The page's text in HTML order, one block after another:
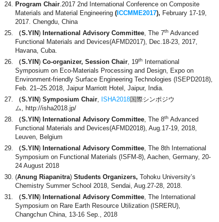
Program Chair.2017 2nd International Conference on Composite
Materials and Material Engineering ( ICCMME2017), February 17-19,
2017. Chengdu, China
（S.YIN) International Advisory Committee, The 7th Advanced
Functional Materials and Devices(AFMD2017), Dec.18-23, 2017,
Havana, Cuba.
（S.YIN) Co-organizer, Session Chair, 19th
International
Symposium on Eco-Materials Processing and Design, Expo on
Environment-friendly Surface Engineering Technologies (ISEPD2018),
Feb. 21–25.2018, Jaipur Marriott Hotel, Jaipur, India.
（S.YIN) Symposium Chair, ISHA2018国際シンポジウ
ム, http://isha2018.jp/
（S.YIN) International Advisory Committee, The 8th Advanced
Functional Materials and Devices(AFMD2018), Aug.17-19, 2018,
Leuven, Belgium
（S.YIN) International Advisory Committee, The 8th International
Symposium on Functional Materials (ISFM-8), Aachen, Germany, 20-
24 August 2018
(Anung Riapanitra) Students Organizers,Tohoku University’s
Chemistry Summer School 2018, Sendai, Aug.27-28, 2018.
（S.YIN) International Advisory Committee, The International
Symposium on Rare Earth Resource Utilization (ISRERU),
Changchun China, 13-16 Sep., 2018